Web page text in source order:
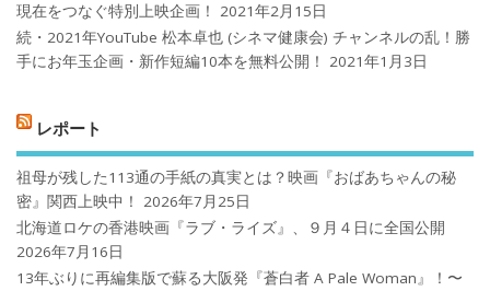
現在をつなぐ特別上映企画！
2021年2月15日
続・2021年YouTube 松本卓也 (シネマ健康会) チャンネルの乱！勝
手にお年玉企画・新作短編10本を無料公開！
2021年1月3日
レポート
祖母が残した113通の手紙の真実とは？映画『おばあちゃんの秘
密』関西上映中！
2026年7月25日
北海道ロケの香港映画『ラブ・ライズ』、９月４日に全国公開
2026年7月16日
13年ぶりに再編集版で蘇る大阪発『蒼白者 A Pale Woman』！〜